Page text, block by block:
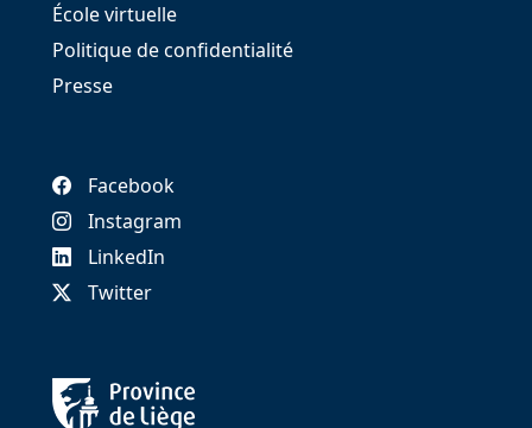
École virtuelle
Politique de confidentialité
Presse
Facebook
Instagram
LinkedIn
Twitter